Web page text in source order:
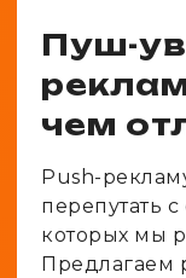
Пуш-
чем
Push-
перепутать
которых мы
Предлагаем